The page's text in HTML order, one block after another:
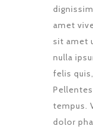
amet
sit amet
nulla
felis
tempus.
dolor